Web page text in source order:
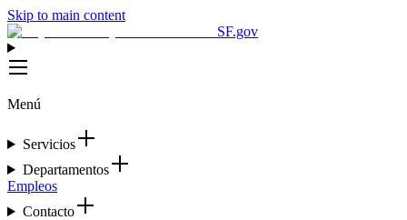
Skip to main content
SF.gov
Menú
Servicios
Departamentos
Empleos
Contacto